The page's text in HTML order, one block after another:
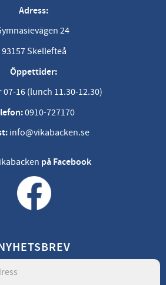
Adress:
24
93157 Skellefteå
Öppettider:
07-16 (lunch 11.30-12.30)
0910-727170
info@vikabacken.se
på Facebook